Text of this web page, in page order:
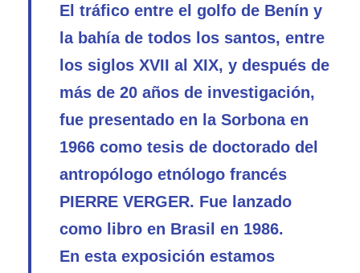
El tráfico entre el golfo de Benín y
la bahía de todos los santos, entre
los siglos XVII al XIX, y después de
más de 20 años de investigación,
fue presentado en la Sorbona en
1966 como tesis de doctorado del
antropólogo etnólogo francés
PIERRE VERGER. Fue lanzado
como libro en Brasil en 1986.
En esta exposición estamos